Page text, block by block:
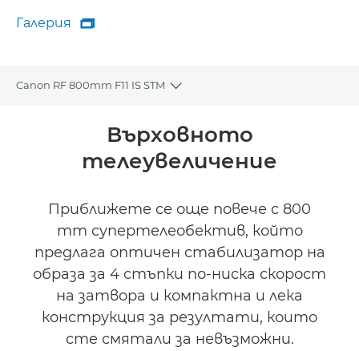
Галерия
Галерия

Canon RF 800mm F11 IS STM
Toggle breadcrumbs
Спецификации
Поддръжка
Върховното
телеувеличение
Приближете се още повече с 800
mm супертелеобектив, който
предлага оптичен стабилизатор на
образа за 4 стъпки по-ниска скорост
на затвора и компактна и лека
конструкция за резултати, които
сте смятали за невъзможни.